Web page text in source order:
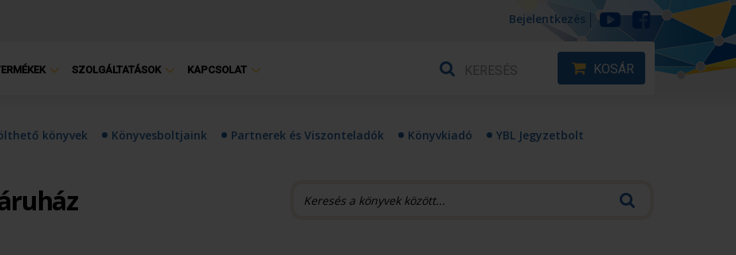
Bejelentkezés
SZOLGÁLTATÁSOK KAPCSOLAT KOSÁR
könyvek Könyvesboltjaink Partnerek és Viszonteladók Könyvkiadó YBL Jegyzetbolt